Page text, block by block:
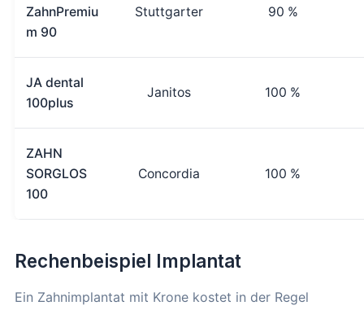
ZahnPremiu
m 90
Stuttgarter 90 %
JA dental
100plus
Janitos 100 %
ZAHN
SORGLOS
100
Concordia 100 %
Rechenbeispiel Implantat
Ein Zahnimplantat mit Krone kostet in der Regel